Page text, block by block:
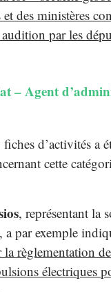
des ministères
par les
– Agent
fiches d’activités a
cette
, représentant la
a par exemple
règlementation
électriques